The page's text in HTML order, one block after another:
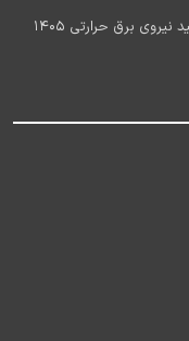
آخرین اخبار استخدام شرکت مادر تخصصی تولید نیروی برق حرارتی 1405